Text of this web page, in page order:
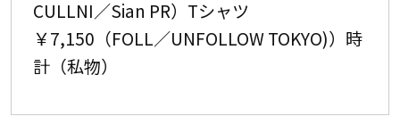
CULLNI／Sian PR）Tシャツ
￥7,150（FOLL／UNFOLLOW TOKYO)）時
計（私物）